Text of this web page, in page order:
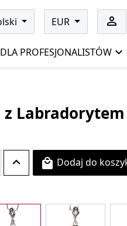
EUR
DLA PROFESJONALISTÓW
z
 Dodaj do